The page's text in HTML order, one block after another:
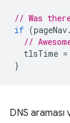
// Was
if (pageNav.
//
tlsTime =
}
DNS